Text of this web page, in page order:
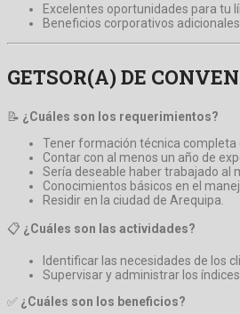
Excelentes oportunidades para tu
Beneficios corporativos adicionales.
GETSOR(A) DE
📝 ¿Cuáles son los requerimientos?
Tener formación técnica completa
Contar con al menos un año de
Sería deseable haber trabajado al
Conocimientos básicos en el
Residir en la ciudad de Arequipa.
📋 ¿Cuáles son las actividades?
Identificar las necesidades de los
Supervisar y administrar los
✅ ¿Cuáles son los beneficios?